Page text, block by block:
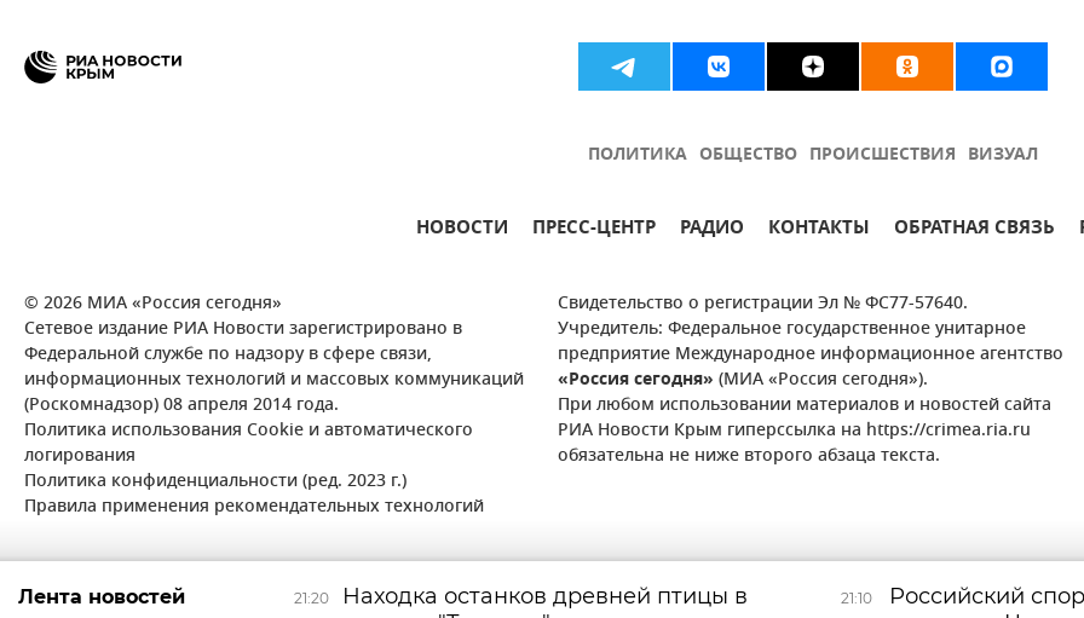
ПОЛИТИКА ОБЩЕСТВО ПРОИСШЕСТВИЯ ВИЗУАЛ
НОВОСТИ ПРЕСС-ЦЕНТР РАДИО КОНТАКТЫ ОБРАТНАЯ СВЯЗЬ
© 2026 МИА «Россия сегодня»
Сетевое издание РИА Новости зарегистрировано в
Федеральной службе по надзору в сфере связи,
информационных технологий и массовых коммуникаций
(Роскомнадзор) 08 апреля 2014 года.
Политика использования Cookie и автоматического
логирования
Политика конфиденциальности (ред. 2023 г.)
Правила применения рекомендательных технологий
Свидетельство о регистрации Эл № ФС77-57640.
Учредитель: Федеральное государственное унитарное
предприятие Международное информационное агентство
«Россия сегодня» (МИА «Россия сегодня»).
При любом использовании материалов и новостей сайта
РИА Новости Крым гиперссылка на https://crimea.ria.ru
обязательна не ниже второго абзаца текста.
21:20
Находка останков древней птицы в
21:10
Российский
Лента новостей